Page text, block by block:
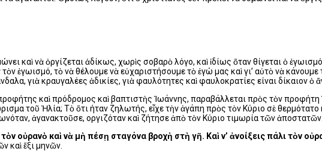
καὶ νὰ ὀργίζεται ἀδίκως, χωρὶς σοβαρὸ λόγο, καὶ ἰδίως ὅταν θίγεται ὁ
τὸν ἐγωισμό, τὸ νὰ θέλουμε νὰ εὐχαριστήσουμε τὸ ἐγώ μας καὶ γι’ αὐτὸ νὰ
γιὰ κραυγαλέες ἀδικίες, γιὰ φαυλότητες καὶ φαυλοκρατίες είναι δίκαιον ὁ
καὶ πρόδρομος καὶ βαπτιστὴς Ἰωάννης, παραβάλλεται πρὸς τὸν
τοῦ Ἠλία; Tὸ ὅτι ήταν ζηλωτής, εἶχε τὴν ἀγάπη πρὸς τὸν Kύριο σὲ
ἀγανακτοῦσε, οργιζόταν καὶ ζήτησε ἀπὸ τὸν Kύριο τιμωρία τῶν ἀποστατῶν.
τὸν οὐρανὸ καὶ νὰ μὴ πέσῃ σταγόνα βροχὴ στὴ γῆ. Kαὶ ν’ ἀνοίξεις πάλι τὸν
καὶ ἕξι μηνῶν.